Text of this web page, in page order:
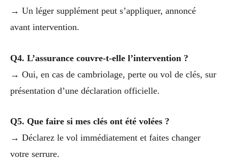
→ Un léger supplément peut s’appliquer, annoncé
avant intervention.
Q4. L’assurance couvre-t-elle l’intervention ?
→ Oui, en cas de cambriolage, perte ou vol de clés, sur
présentation d’une déclaration officielle.
Q5. Que faire si mes clés ont été volées ?
→ Déclarez le vol immédiatement et faites changer
votre serrure.